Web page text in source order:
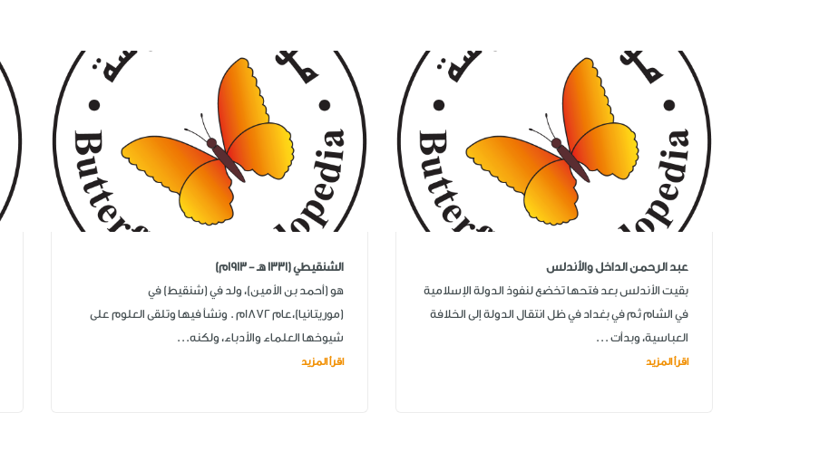
عبد الرحمن الداخل والأندلس
بقيت الأندلس بعد فتحها تخضع لنفوذ الدولة الإسلامية
في الشام ثم في بغداد في ظل انتقال الدولة إلى الخلافة
العباسية، وبدأت ...
اقرأ المزيد
الشنقيطي (1331 هـ - 1913م)
هو (أحمد بن الأمين)، ولد في (شنقيط) في
(موريتانيا)،عام 1872م . ونشأ فيها وتلقى العلوم على
شيوخها العلماء والأدباء، ولكنه...
اقرأ المزيد